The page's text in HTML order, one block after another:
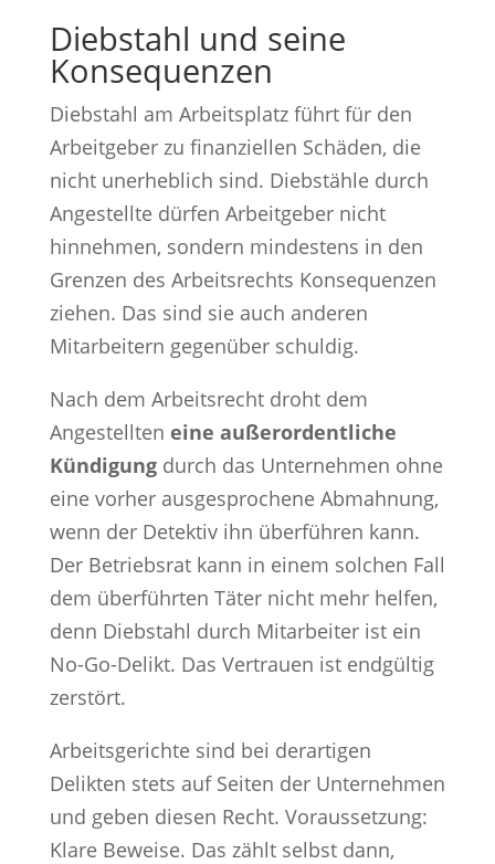
Diebstahl und seine
Konsequenzen
Diebstahl am Arbeitsplatz führt für den
Arbeitgeber zu finanziellen Schäden, die
nicht unerheblich sind. Diebstähle durch
Angestellte dürfen Arbeitgeber nicht
hinnehmen, sondern mindestens in den
Grenzen des Arbeitsrechts Konsequenzen
ziehen. Das sind sie auch anderen
Mitarbeitern gegenüber schuldig.
Nach dem Arbeitsrecht droht dem
Angestellten eine außerordentliche
Kündigungdurch das Unternehmen ohne
eine vorher ausgesprochene Abmahnung,
wenn der Detektiv ihn überführen kann.
Der Betriebsrat kann in einem solchen Fall
dem überführten Täter nicht mehr helfen,
denn Diebstahl durch Mitarbeiter ist ein
No-Go-Delikt. Das Vertrauen ist endgültig
zerstört.
Arbeitsgerichte sind bei derartigen
Delikten stets auf Seiten der Unternehmen
und geben diesen Recht. Voraussetzung:
Klare Beweise. Das zählt selbst dann,